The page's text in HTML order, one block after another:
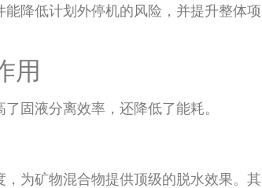
降低计划外停机的风险，并提升整体项
用
固液分离效率，还降低了能耗。
为矿物混合物提供顶级的脱水效果。其